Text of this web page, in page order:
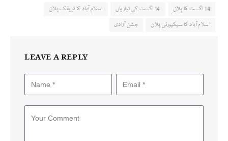
14 اگست کا پلان 14 اگست کی تیاریاں
اسلام آباد کا ٹریفک پلان
اسلام آباد کا سیکیورٹی پلان
جشن آزادی
LEAVE A REPLY